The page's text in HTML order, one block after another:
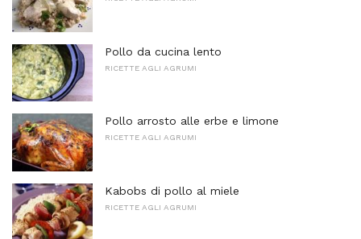
Pollo da cucina lento
RICETTE AGLI AGRUMI
Pollo arrosto alle erbe e limone
RICETTE AGLI AGRUMI
Kabobs di pollo al miele
RICETTE AGLI AGRUMI